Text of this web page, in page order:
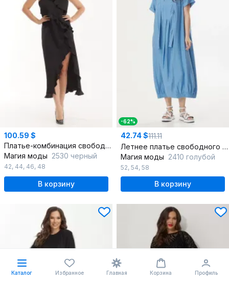
100.59 $
Платье-комбинация свободное с боковым разрезом из атласа
Магия моды 2530 черный
42, 44, 46, 48
В корзину
-62%
42.74 $111.11
Летнее платье свободного силуэта с карманами из текстиля
Магия моды 2410 голубой
52, 54, 58
В корзину
Каталог Избранное Главная Корзина Профиль